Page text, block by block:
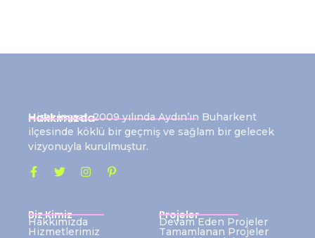
Hakkımızda
Hisar İnşaat, 2009 yılında Aydın’ın Buharkent
ilçesinde köklü bir geçmiş ve sağlam bir gelecek
vizyonuyla kurulmuştur.
Biz Kimiz
Hakkımızda
Hizmetlerimiz
Projeler
Devam Eden Projeler
Tamamlanan Projeler